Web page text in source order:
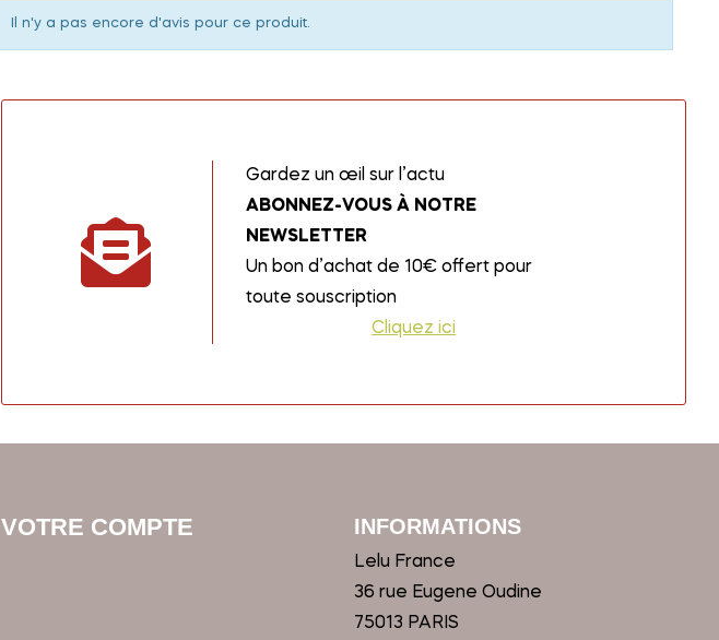
Il n'y a pas encore d'avis pour ce produit.
Gardez un œil sur l’actu
ABONNEZ-VOUS À NOTRE
NEWSLETTER
Un bon d’achat de 10€ offert pour
toute souscription
Cliquez ici
VOTRE COMPTE INFORMATIONS
Lelu France
36 rue Eugene Oudine
75013 PARIS